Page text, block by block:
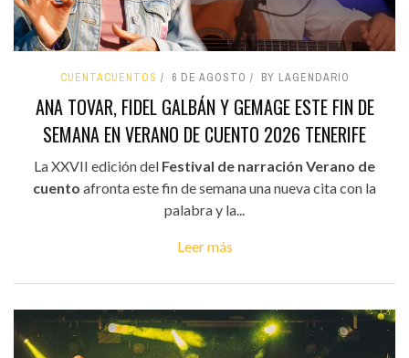
CUENTACUENTOS 6 DE AGOSTO BY LAGENDARIO
ANA TOVAR, FIDEL GALBÁN Y GEMAGE ESTE FIN DE
SEMANA EN VERANO DE CUENTO 2026 TENERIFE
La XXVII edición del Festival de narración Verano de
cuento afronta este fin de semana una nueva cita con la
palabra y la...
Leer más